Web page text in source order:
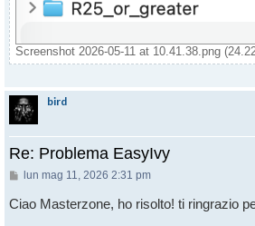
Screenshot 2026-05-11 at 10.41.38.png
bird
Re: Problema EasyIvy
Messaggio
lun mag 11, 2026 2:31 pm
Ciao Masterzone, ho risolto! ti ringrazio